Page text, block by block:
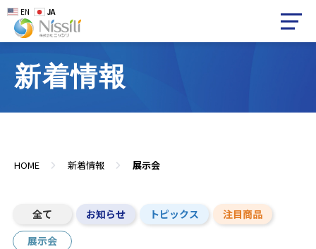
新着情報
HOME 新着情報 展示会
全て お知らせ トピックス
注目商品
展示会
EN JA